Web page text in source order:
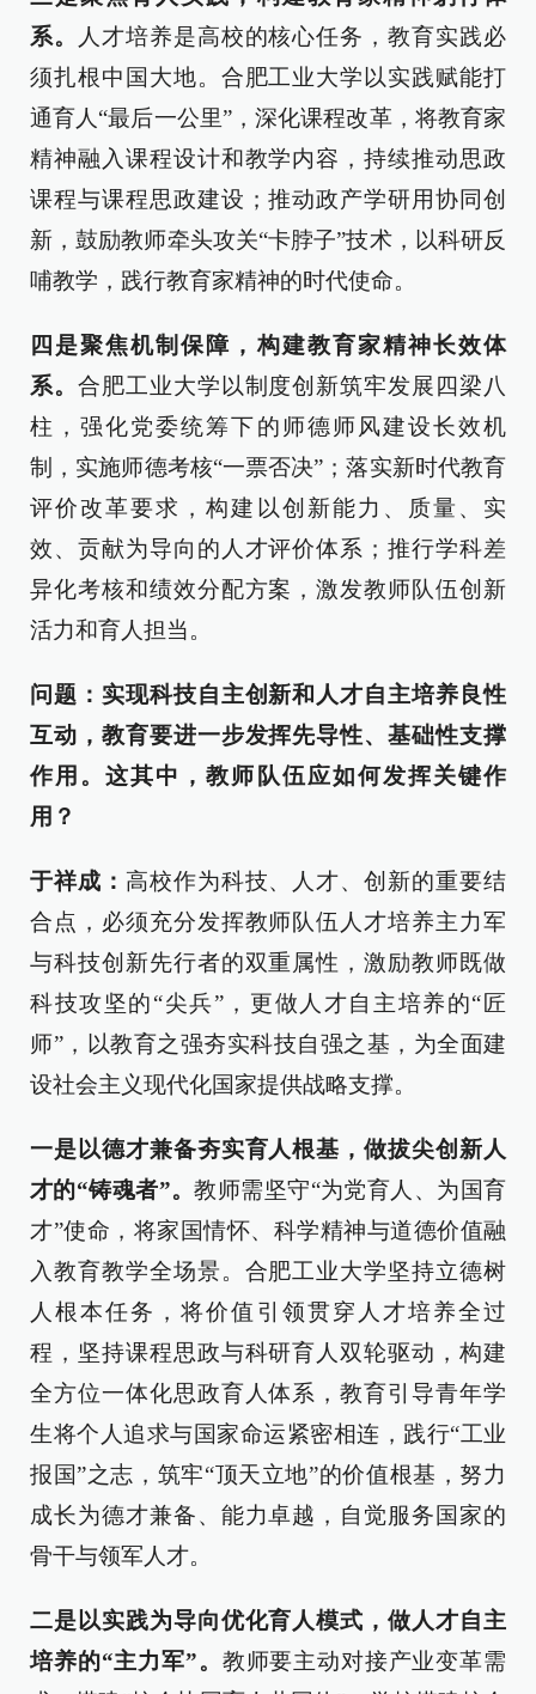
系。
人才培养是高校的核心任务，教育实践必
须扎根中国大地。合肥工业大学以实践赋能打
通育人“最后一公里”，深化课程改革，将教育家
精神融入课程设计和教学内容，持续推动思政
课程与课程思政建设；推动政产学研用协同创
新，鼓励教师牵头攻关“卡脖子”技术，以科研反
哺教学，践行教育家精神的时代使命。
四是聚焦机制保障，构建教育家精神长效体
系。 合肥工业大学以制度创新筑牢发展四梁八
柱，强化党委统筹下的师德师风建设长效机
制，实施师德考核“一票否决”；落实新时代教育
评价改革要求，构建以创新能力、质量、实
效、贡献为导向的人才评价体系；推行学科差
异化考核和绩效分配方案，激发教师队伍创新
活力和育人担当。
问题：实现科技自主创新和人才自主培养良性
互动，教育要进一步发挥先导性、基础性支撑
作用。这其中，教师队伍应如何发挥关键作
用？
于祥成： 高校作为科技、人才、创新的重要结
合点，必须充分发挥教师队伍人才培养主力军
与科技创新先行者的双重属性，激励教师既做
科技攻坚的“尖兵”，更做人才自主培养的“匠
师”，以教育之强夯实科技自强之基，为全面建
设社会主义现代化国家提供战略支撑。
一是以德才兼备夯实育人根基，做拔尖创新人
才的“铸魂者”。教师需坚守“为党育人、为国育
才”使命，将家国情怀、科学精神与道德价值融
入教育教学全场景。合肥工业大学坚持立德树
人根本任务，将价值引领贯穿人才培养全过
程，坚持课程思政与科研育人双轮驱动，构建
全方位一体化思政育人体系，教育引导青年学
生将个人追求与国家命运紧密相连，践行“工业
报国”之志，筑牢“顶天立地”的价值根基，努力
成长为德才兼备、能力卓越，自觉服务国家的
骨干与领军人才。
二是以实践为导向优化育人模式，做人才自主
培养的“主力军”。 教师要主动对接产业变革需